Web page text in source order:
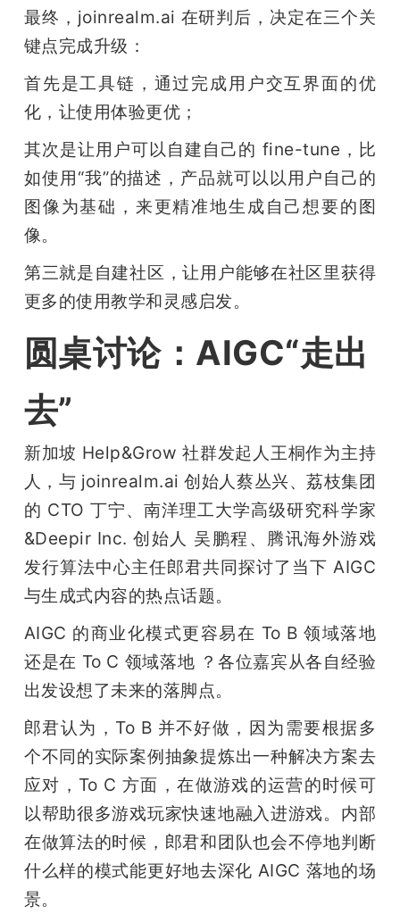
最终，joinrealm.ai 在研判后，决定在三个关
键点完成升级：
首先是工具链，通过完成用户交互界面的优
化，让使用体验更优；
其次是让用户可以自建自己的 fine-tune，比
如使用“我”的描述，产品就可以以用户自己的
图像为基础，来更精准地生成自己想要的图
像。
第三就是自建社区，让用户能够在社区里获得
更多的使用教学和灵感启发。
圆桌讨论：AIGC“走出
去”
新加坡 Help&Grow 社群发起人王桐作为主持
人，与 joinrealm.ai 创始人蔡丛兴、荔枝集团
的 CTO 丁宁、南洋理工大学高级研究科学家
&Deepir Inc. 创始人 吴鹏程、腾讯海外游戏
发行算法中心主任郎君共同探讨了当下 AIGC
与生成式内容的热点话题。
AIGC 的商业化模式更容易在 To B 领域落地
还是在 To C 领域落地 ？各位嘉宾从各自经验
出发设想了未来的落脚点。
郎君认为，To B 并不好做，因为需要根据多
个不同的实际案例抽象提炼出一种解决方案去
应对，To C 方面，在做游戏的运营的时候可
以帮助很多游戏玩家快速地融入进游戏。内部
在做算法的时候，郎君和团队也会不停地判断
什么样的模式能更好地去深化 AIGC 落地的场
景。